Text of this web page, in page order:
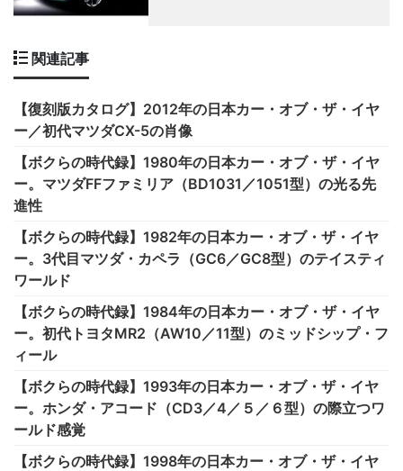
関連記事
【復刻版カタログ】2012年の日本カー・オブ・ザ・イヤ
ー／初代マツダCX-5の肖像
【ボクらの時代録】1980年の日本カー・オブ・ザ・イヤ
ー。マツダFFファミリア（BD1031／1051型）の光る先
進性
【ボクらの時代録】1982年の日本カー・オブ・ザ・イヤ
ー。3代目マツダ・カペラ（GC6／GC8型）のテイスティ
ワールド
【ボクらの時代録】1984年の日本カー・オブ・ザ・イヤ
ー。初代トヨタMR2（AW10／11型）のミッドシップ・フ
ィール
【ボクらの時代録】1993年の日本カー・オブ・ザ・イヤ
ー。ホンダ・アコード（CD3／4／５／６型）の際立つワ
ールド感覚
【ボクらの時代録】1998年の日本カー・オブ・ザ・イヤ